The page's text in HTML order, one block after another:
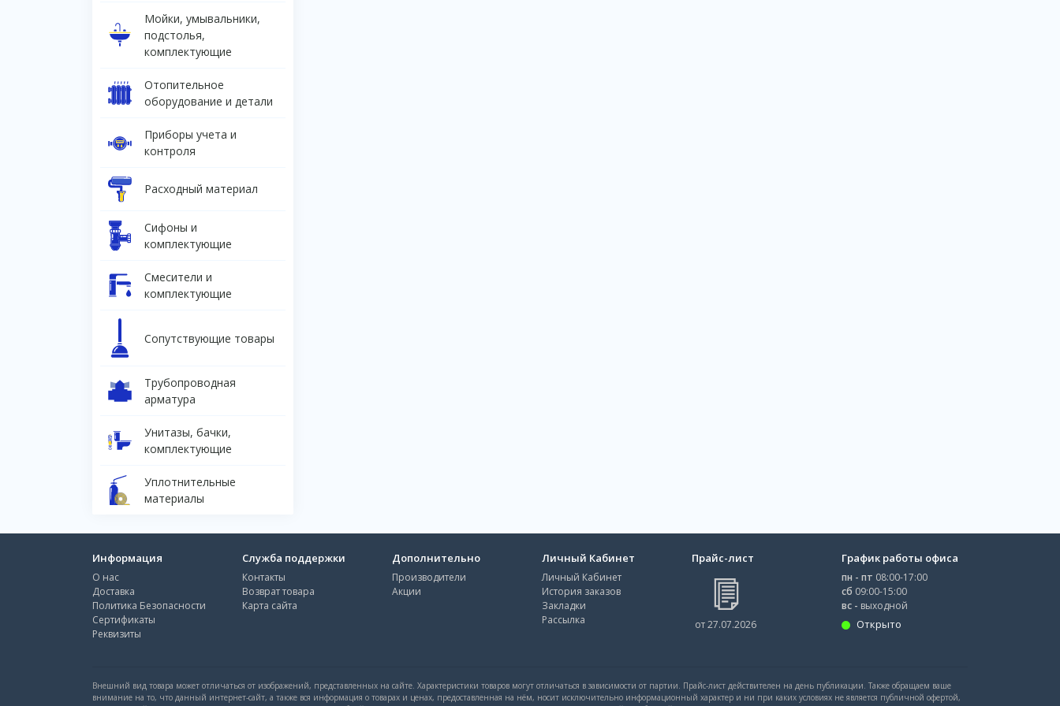
Мойки, умывальники,
подстолья,
комплектующие
Отопительное
оборудование и детали
Приборы учета и
контроля
Расходный материал
Сифоны и
комплектующие
Смесители и
комплектующие
Сопутствующие товары
Трубопроводная
арматура
Унитазы, бачки,
комплектующие
Уплотнительные
материалы
Информация
О нас
Доставка
Политика Безопасности
Сертификаты
Реквизиты
Служба поддержки
Контакты
Возврат товара
Карта сайта
Дополнительно
Производители
Акции
Личный Кабинет
Личный Кабинет
История заказов
Закладки
Рассылка
Прайс-лист
от 27.07.2026
График работы офиса
пн - пт 08:00-17:00
сб 09:00-15:00
вс - выходной
Открыто
Внешний вид товара может отличаться от изображений, представленных на сайте. Характеристики товаров могут отличаться в зависимости от партии. Прайс-лист действителен на день публикации. Также обращаем ваше
внимание на то, что данный интернет-сайт, а также вся информация о товарах и ценах, предоставленная на нём, носит исключительно информационный характер и ни при каких условиях не является публичной офертой,